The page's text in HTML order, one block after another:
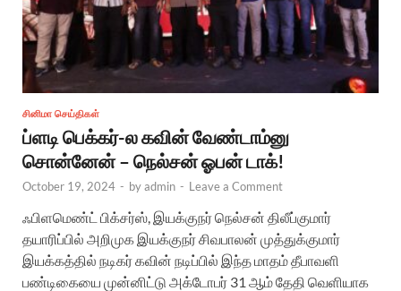
சினிமா செய்திகள்
ப்ளடி பெக்கர்-ல கவின் வேண்டாம்னு
சொன்னேன் – நெல்சன் ஓபன் டாக்!
October 19, 2024 - byadmin - Leave a Comment
ஃபிளமெண்ட் பிக்சர்ஸ், இயக்குநர் நெல்சன் திலீப்குமார்
தயாரிப்பில் அறிமுக இயக்குநர் சிவபாலன் முத்துக்குமார்
இயக்கத்தில் நடிகர் கவின் நடிப்பில் இந்த மாதம் தீபாவளி
பண்டிகையை முன்னிட்டு அக்டோபர் 31 ஆம் தேதி வெளியாக